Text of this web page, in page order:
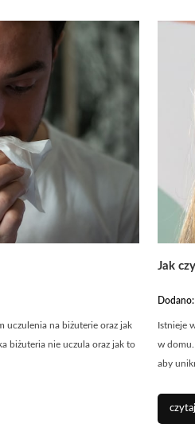
uczulenia na biżuterie oraz jak
biżuteria nie uczula oraz jak to
Jak
Istnieje
w domu.
aby